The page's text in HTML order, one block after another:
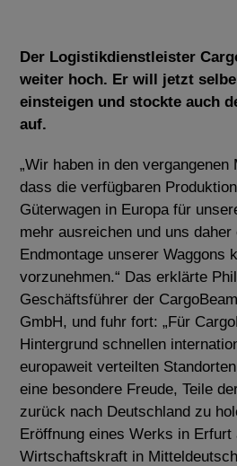
Der Logistikdienstleister
weiter hoch. Er will jetzt
einsteigen und stockte auch
auf.
„Wir haben in den
dass die verfügbaren
Güterwagen in Europa für
mehr ausreichen und uns
Endmontage unserer Waggons
vorzunehmen.“ Das erklärte
Geschäftsführer der
GmbH, und fuhr fort: „Für
Hintergrund schnellen
europaweit verteilten
eine besondere Freude, Teile
zurück nach Deutschland zu
Eröffnung eines Werks in Erfurt
Wirtschaftskraft in